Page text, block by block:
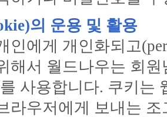
의 운용 및 활용
인에게 개인화되고
해서 월드나우는 회
사용합니다. 쿠키는
라우저에게 보내는